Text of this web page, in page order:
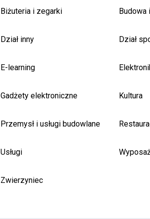
Biżuteria i zegarki Budowa
Dział inny Dział
E-learning
Gadżety elektroniczne Kultura
Przemysł i usługi budowlane
Usługi
Zwierzyniec